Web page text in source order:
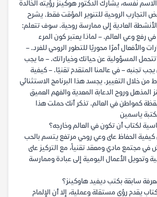
نفسه، يشارك الدكتور هوكينز رؤيته الخالدة
التجارب الروحية للتنوير المؤقت فقط. يشرح
العادية إلى ممارسة روحية. سوف تتعلم:
رفع وعي العالم. – لماذا يعتبر كون المرء
والأفعال أمرًا محوريًا للتطور الروحي للفرد. –
المسؤولية عن حياتك وخياراتك. – ما يجب
يجب تجنبه – في عالمنا المتقدم تقنيًا. – كيفية
من خلال التغيير. يجسد هذا البرنامج الاستثنائي
المذهل وروح الدعابة المعدية والفهم العميق
كمواطن في العالم. تذكر أنك حملت هذا
ياسمين
لكتاب أن تكون في العالم وخارجه؟
كيفية الحفاظ على وعي روحي مرتفع يتسم بالحب
في مجتمع مادي ومعقد تقنياً، مع التركيز على
وتحويل الأعمال اليومية إلى عبادة وممارسة
سابقة بكتب ديفيد هاوكينز؟
يقدم رؤى مستقلة وعملية، إلا أن الإلمام